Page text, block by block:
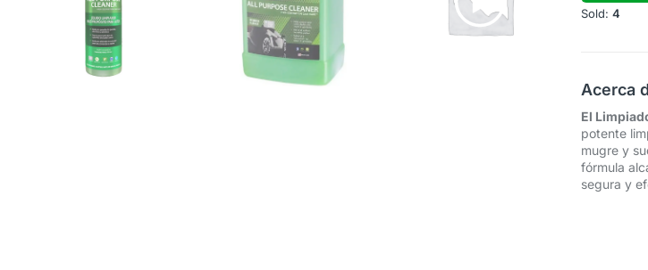
Sold: 4
Acerca
El
potente
mugre y
fórmula
segura y